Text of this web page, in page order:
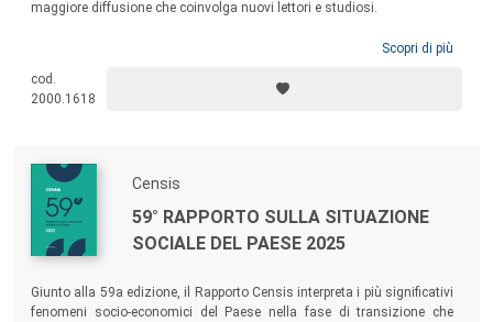
maggiore diffusione che coinvolga nuovi lettori e studiosi.
Scopri di più
cod.
2000.1618
Censis
59° RAPPORTO SULLA SITUAZIONE
SOCIALE DEL PAESE 2025
Giunto alla 59a edizione, il Rapporto Censis interpreta i più significativi
fenomeni socio-economici del Paese nella fase di transizione che